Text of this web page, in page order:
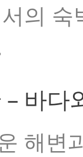
의
바다
해변